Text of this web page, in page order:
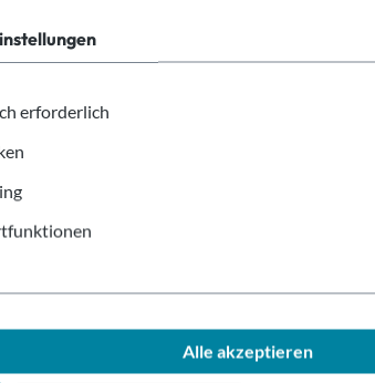
100ml"
die mit einer
erforderlich
Alle akzeptieren